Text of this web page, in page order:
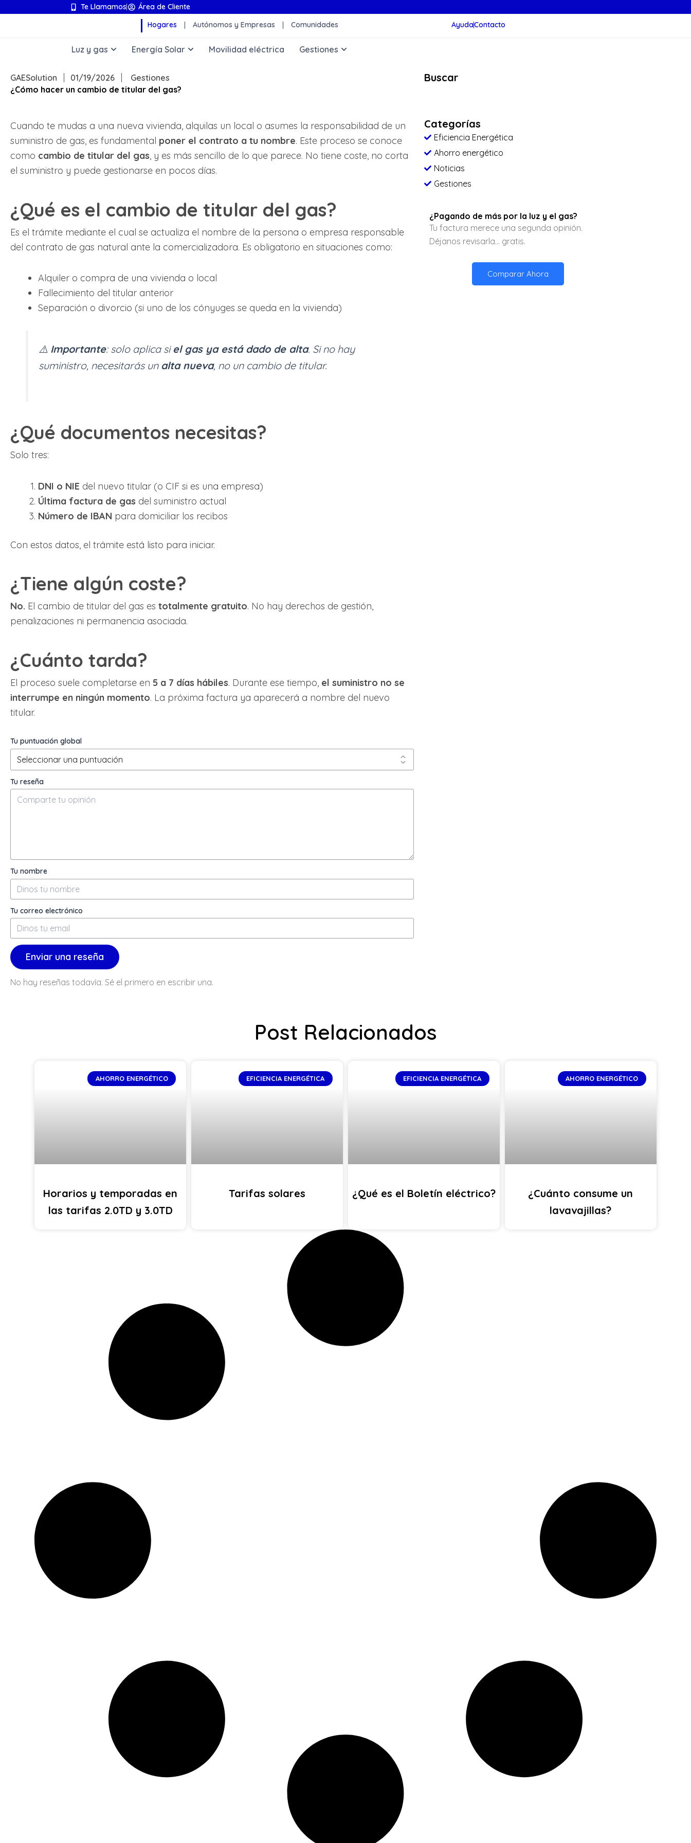
Te Llamamos
Área de Cliente
Hogares
Autónomos y Empresas Comunidades AyudaContacto
Luz y gas Abrir Luz y gas
Energía Solar Abrir Energía Solar
Movilidad eléctrica Gestiones Abrir Gestiones
GAESolution 01/19/2026
Gestiones
¿Cómo hacer un cambio de titular del gas?
Cuando te mudas a una nueva vivienda, alquilas un local o asumes la responsabilidad de un
suministro de gas, es fundamental poner el contrato a tu nombre. Este proceso se conoce
como cambio de titular del gas, y es más sencillo de lo que parece. No tiene coste, no corta
el suministro y puede gestionarse en pocos días.
¿Qué es el cambio de titular del gas?
Es el trámite mediante el cual se actualiza el nombre de la persona o empresa responsable
del contrato de gas natural ante la comercializadora. Es obligatorio en situaciones como:
Alquiler o compra de una vivienda o local
Fallecimiento del titular anterior
Separación o divorcio (si uno de los cónyuges se queda en la vivienda)
⚠️ Importante: solo aplica si el gas ya está dado de alta. Si no hay
suministro, necesitarás un alta nueva, no un cambio de titular.
¿Qué documentos necesitas?
Solo tres:
DNI o NIE del nuevo titular (o CIF si es una empresa)
Última factura de gas del suministro actual
Número de IBAN para domiciliar los recibos
Con estos datos, el trámite está listo para iniciar.
¿Tiene algún coste?
No. El cambio de titular del gas es totalmente gratuito. No hay derechos de gestión,
penalizaciones ni permanencia asociada.
¿Cuánto tarda?
El proceso suele completarse en 5 a 7 días hábiles. Durante ese tiempo, el suministro no se
interrumpe en ningún momento. La próxima factura ya aparecerá a nombre del nuevo
titular.
Tu puntuación global
Tu reseña
Tu nombre
Tu correo electrónico
Enviar una reseña
No hay reseñas todavía. Sé el primero en escribir una.
Buscar
Categorías
Eficiencia Energética
Ahorro energético
Noticias
Gestiones
¿Pagando de más por la luz y el gas?
Tu factura merece una segunda opinión.
Déjanos revisarla… gratis.
Comparar Ahora
Post Relacionados
AHORRO ENERGÉTICO
Horarios y temporadas en
las tarifas 2.0TD y 3.0TD
EFICIENCIA ENERGÉTICA
Tarifas solares
EFICIENCIA ENERGÉTICA
¿Qué es el Boletín eléctrico?
AHORRO ENERGÉTICO
¿Cuánto consume un
lavavajillas?